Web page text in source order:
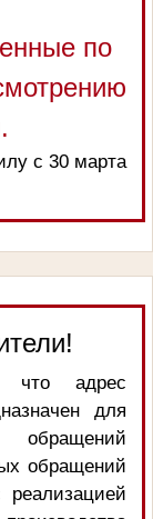
по
с 30 марта
что адрес
для
обращений
обращений